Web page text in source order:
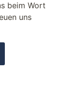
beim Wort
uns